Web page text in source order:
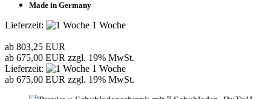
Made in Germany
Lieferzeit: 1 Woche
ab 803,25 EUR
ab 675,00 EUR zzgl. 19% MwSt.
Lieferzeit:
1 Woche
ab 675,00 EUR zzgl. 19% MwSt.